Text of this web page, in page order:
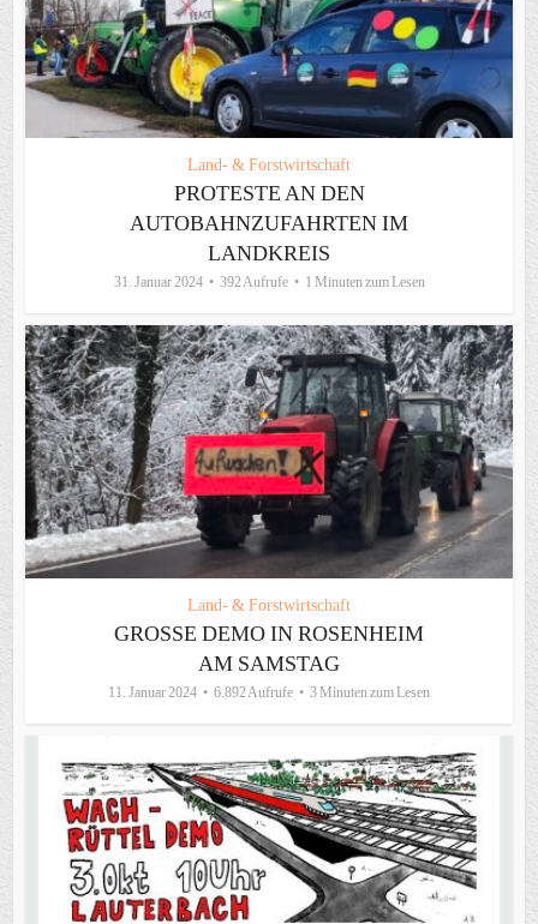
Land- & Forstwirtschaft
PROTESTE AN DEN
AUTOBAHNZUFAHRTEN IM
LANDKREIS
31. Januar 2024 392 Aufrufe 1 Minuten zum Lesen
Land- & Forstwirtschaft
GROSSE DEMO IN ROSENHEIM A
M SAMSTAG
11. Januar 2024 6.892 Aufrufe 3 Minuten zum Lesen